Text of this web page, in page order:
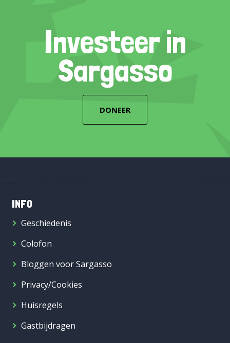
Investeer in
Sargasso
DONEER
INFO
Geschiedenis
Colofon
Bloggen voor Sargasso
Privacy/Cookies
Huisregels
Gastbijdragen